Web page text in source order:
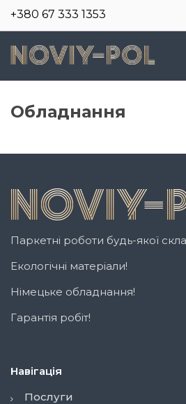
+380 67 333 1353
Обладнання
Паркетні роботи будь-якої
Екологічні матеріали!
Німецьке обладнання!
Гарантія робіт!
Навігація
Послуги